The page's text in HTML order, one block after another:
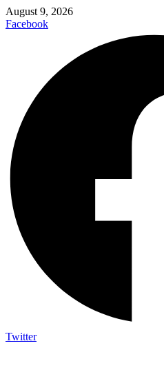
August 9, 2026
Facebook
Twitter